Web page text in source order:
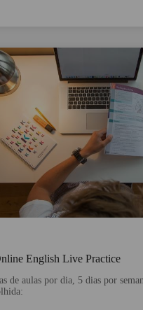
English Live Practice
de aulas por dia, 5 dias por